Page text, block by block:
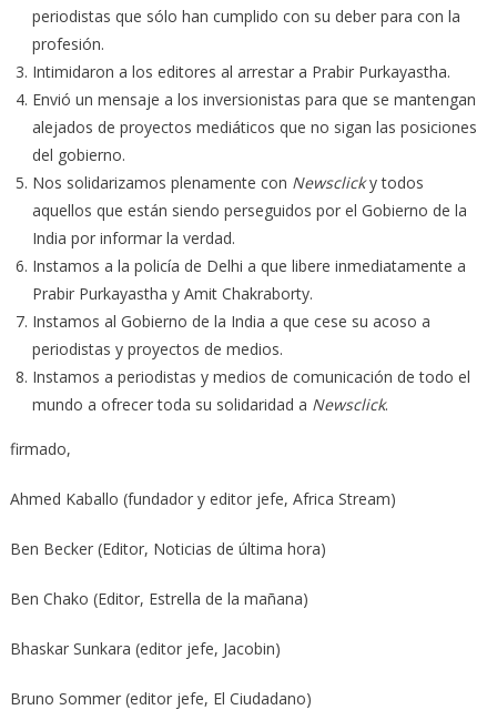
periodistas que sólo han cumplido con su deber para con la
profesión.
Intimidaron a los editores al arrestar a Prabir Purkayastha.
Envió un mensaje a los inversionistas para que se mantengan
alejados de proyectos mediáticos que no sigan las posiciones
del gobierno.
Nos solidarizamos plenamente con Newsclicky todos
aquellos que están siendo perseguidos por el Gobierno de la
India por informar la verdad.
Instamos a la policía de Delhi a que libere inmediatamente a
Prabir Purkayastha y Amit Chakraborty.
Instamos al Gobierno de la India a que cese su acoso a
periodistas y proyectos de medios.
Instamos a periodistas y medios de comunicación de todo el
mundo a ofrecer toda su solidaridad a Newsclick.
firmado,
Ahmed Kaballo (fundador y editor jefe, Africa Stream)
Ben Becker (Editor, Noticias de última hora)
Ben Chako (Editor, Estrella de la mañana)
Bhaskar Sunkara (editor jefe, Jacobin)
Bruno Sommer (editor jefe, El Ciudadano)